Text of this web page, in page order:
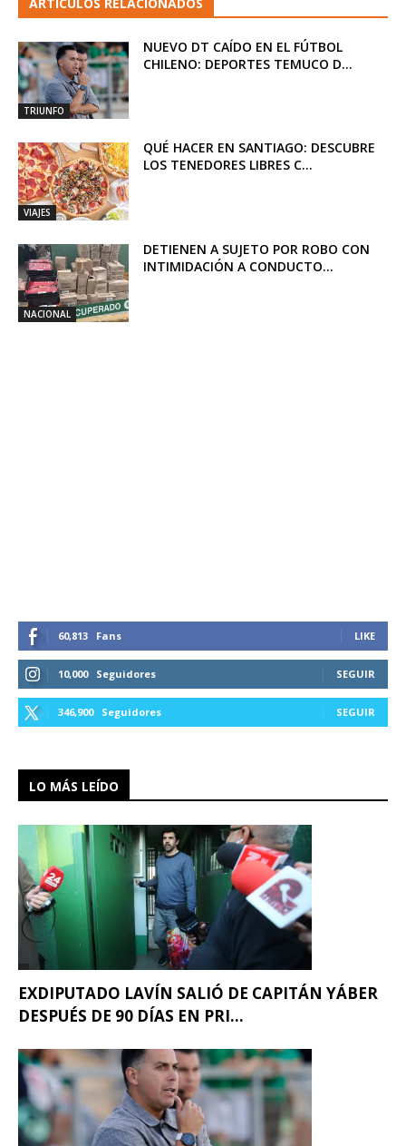
TRIUNFO
NUEVO DT CAÍDO EN EL FÚTBOL
CHILENO: DEPORTES TEMUCO D...
VIAJES
QUÉ HACER EN SANTIAGO: DESCUBRE
LOS TENEDORES LIBRES C...
NACIONAL
DETIENEN A SUJETO POR ROBO CON
INTIMIDACIÓN A CONDUCTO...
60,813 Fans LIKE
10,000 Seguidores SEGUIR
346,900 Seguidores SEGUIR
LO MÁS LEÍDO
EXDIPUTADO LAVÍN SALIÓ DE CAPITÁN YÁBER
DESPUÉS DE 90 DÍAS EN PRI...